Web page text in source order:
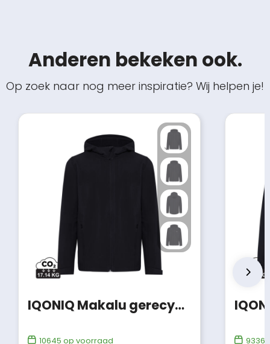
Anderen bekeken ook.
Op zoek naar nog meer inspiratie? Wij helpen je!
IQONIQ Makalu gerecycled polyester softshell jas
10645 op voorraad
9336